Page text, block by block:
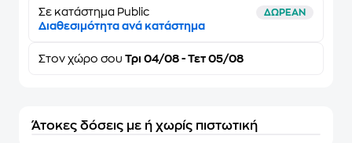
Σε κατάστημα Public ΔΩΡΕΑΝ
Διαθεσιμότητα ανά κατάστημα
Στον χώρο σου Τρι 04/08 - Τετ 05/08
Άτοκες δόσεις με ή χωρίς πιστωτική